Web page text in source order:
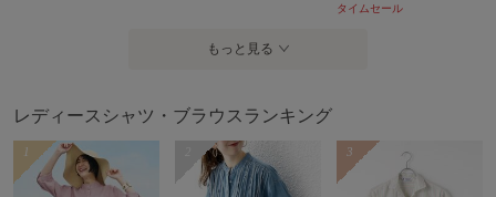
タイムセール
もっと見る
レディースシャツ・ブラウスランキング
1 3